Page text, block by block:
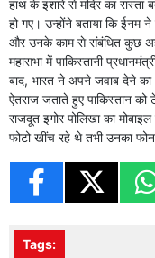
हाथ के इशारे से मंदिर का रास्ता
हो गए। उन्होंने बताया कि ईनम
और उनके काम से संबंधित कुछ
महासभा में पाकिस्तानी
बाद, भारत ने अपने जवाब देने
ऐतराज जताते हुए पाकिस्तान को
राजदूत इगोर पोलिखा का
फोटो खींच रहे थे तभी उनका
Tags: